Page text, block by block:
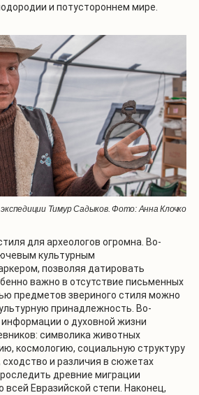
и потустороннем мире.
Тимур Садыков. Фото: Анна Клочко
для археологов огромна. Во-
культурным
позволяя датировать
важно в отсутствие письменных
предметов звериного стиля можно
принадлежность. Во-
информации о духовной жизни
символика животных
космологию, социальную структуру
сходство и различия в сюжетах
древние миграции
всей Евразийской степи. Наконец,